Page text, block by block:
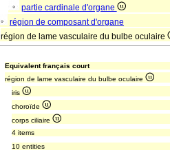
partie cardinale d'organe
région de composant d'organe
région de lame vasculaire du bulbe oculaire
Equivalent français court
région de lame vasculaire du bulbe oculaire
iris
choroïde
corps ciliaire
4 items
10 entities